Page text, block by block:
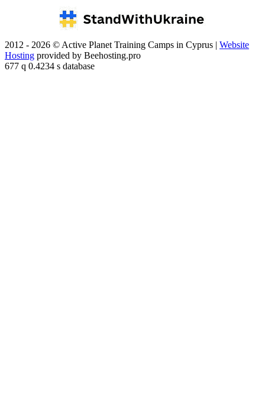
2012 - 2026 © Active Planet Training Camps in Cyprus | Website
Hosting provided by Beehosting.pro
677 q 0.4234 s database